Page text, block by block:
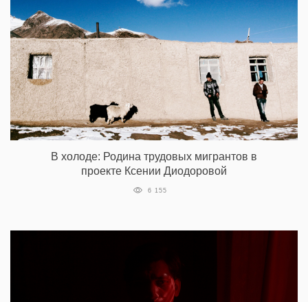
В холоде: Родина трудовых мигрантов в
проекте Ксении Диодоровой
6 155